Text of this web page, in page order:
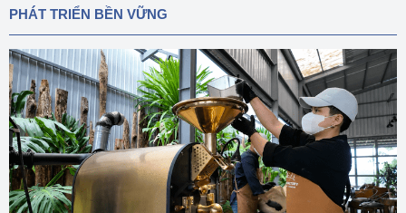
PHÁT TRIỂN BỀN VỮNG